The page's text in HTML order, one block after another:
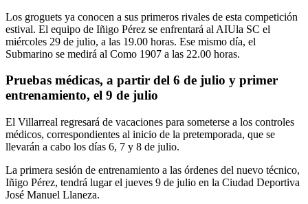
Los groguets ya conocen a sus primeros rivales de esta competición
estival. El equipo de Iñigo Pérez se enfrentará al AIUla SC el
miércoles 29 de julio, a las 19.00 horas. Ese mismo día, el
Submarino se medirá al Como 1907 a las 22.00 horas.
Pruebas médicas, a partir del 6 de julio y primer
entrenamiento, el 9 de julio
El Villarreal regresará de vacaciones para someterse a los controles
médicos, correspondientes al inicio de la pretemporada, que se
llevarán a cabo los días 6, 7 y 8 de julio.
La primera sesión de entrenamiento a las órdenes del nuevo técnico,
Iñigo Pérez, tendrá lugar el jueves 9 de julio en la Ciudad Deportiva
José Manuel Llaneza.